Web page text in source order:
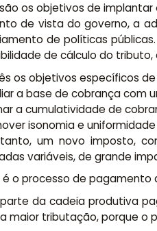
os objetivos de implantar
de vista do governo, a
de políticas
de cálculo do
os objetivos específicos de
a base de cobrança com
a cumulatividade de
isonomia e
um novo imposto,
variáveis, de grande
o processo de pagamento
da cadeia produtiva
maior tributação, porque o